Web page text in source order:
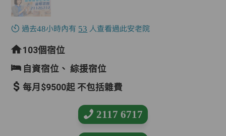
過去48小時內有 53 人查看過此安老院
103個宿位
自資宿位、綜援宿位
每月$9500起 不包括雜費
2117 6717